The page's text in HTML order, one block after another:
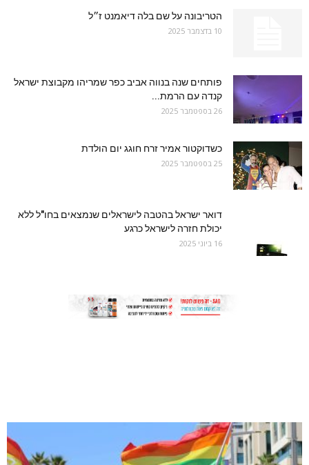
הטריבונה על שם בלה דיאמנט ז״ל
10 בדצמבר 2025
פותחים שנה בנווה אביב כפר שמריהו מקבוצת ישראל
קנדה עם הרמת...
26 בספטמבר 2025
כשדוקטור אמיר זרח חוגג יום הולדת
25 בספטמבר 2025
דואר ישראל בהטבה לישראלים שנמצאים בחו"ל ללא
יכולת חזרה לישראל כרגע
16 ביוני 2025